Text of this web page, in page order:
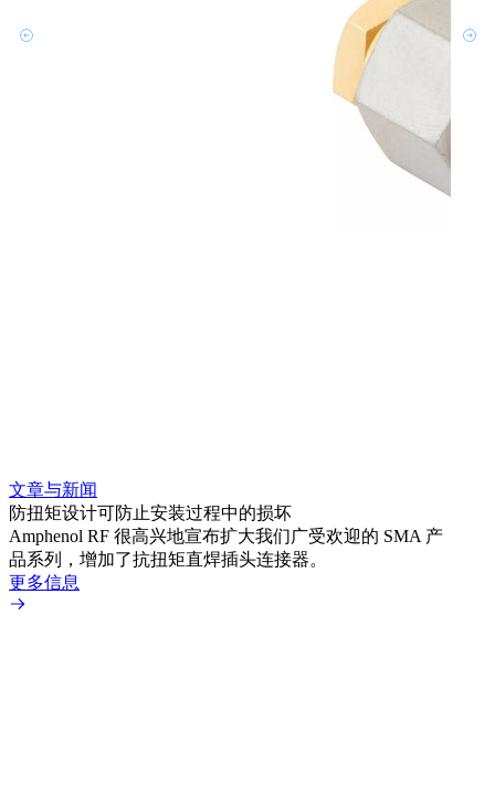
文章与新闻
防扭矩设计可防止安装过程中的损坏
Amphenol RF 很高兴地宣布扩大我们广受欢迎的 SMA 产
品系列，增加了抗扭矩直焊插头连接器。
更多信息